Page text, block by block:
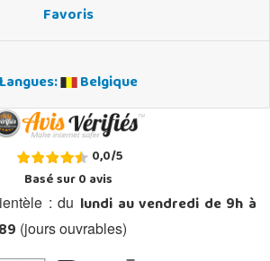
Favoris
Langues: Belgique
0,0/5
Basé sur0avis
: du lundi au vendredi de 9h à
(jours ouvrables)